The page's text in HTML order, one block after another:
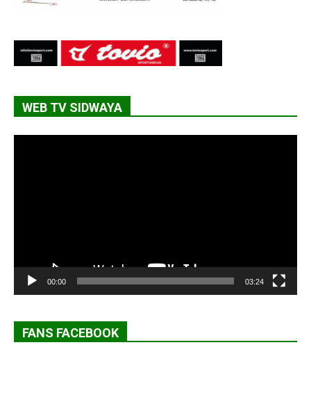
WEB TV SIDWAYA
00:00 03:24
FANS FACEBOOK